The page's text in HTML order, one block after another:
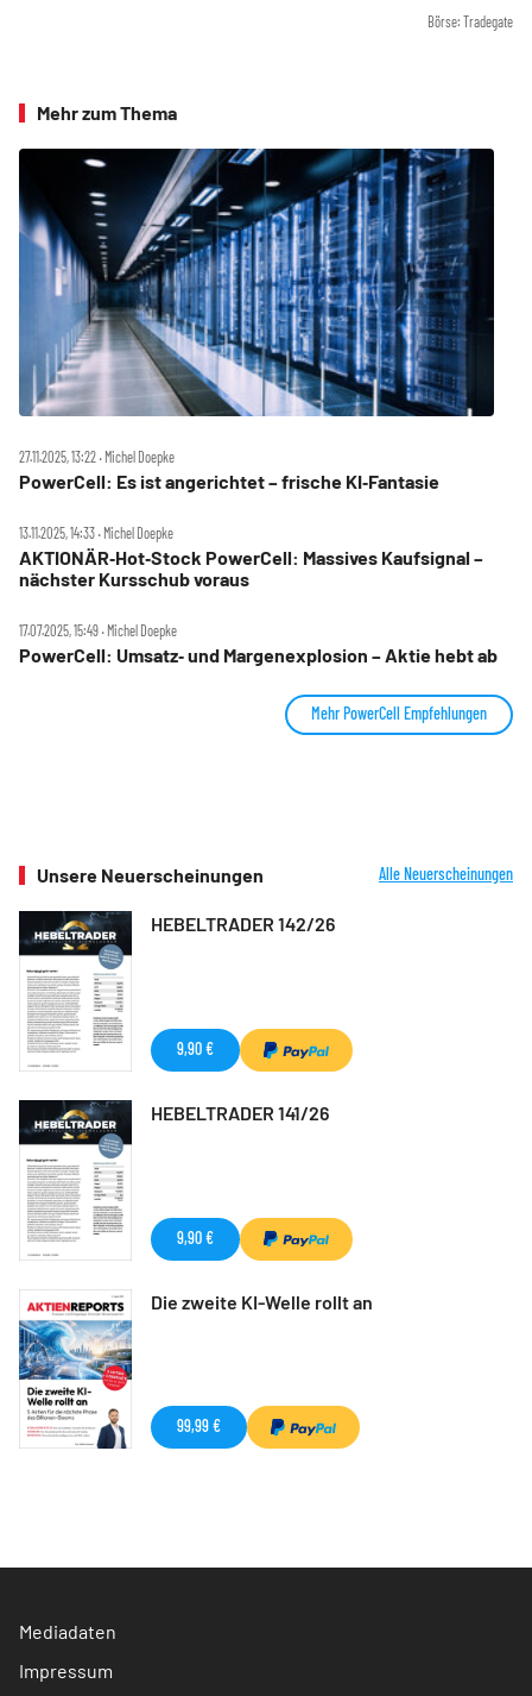
Börse: Tradegate
Mehr zum Thema
27.11.2025, 13:22 ‧ Michel Doepke
PowerCell: Es ist angerichtet – frische KI‑Fantasie
13.11.2025, 14:33 ‧ Michel Doepke
AKTIONÄR‑Hot‑Stock PowerCell: Massives Kaufsignal –
nächster Kursschub voraus
17.07.2025, 15:49 ‧ Michel Doepke
PowerCell: Umsatz‑ und Margenexplosion – Aktie hebt ab
Mehr PowerCell Empfehlungen
Unsere Neuerscheinungen Alle Neuerscheinungen
HEBELTRADER 142/26
9,90 €
HEBELTRADER 141/26
9,90 €
Die zweite KI-Welle rollt an
99,99 €
Mediadaten
Impressum